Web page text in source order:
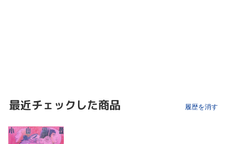
最近チェックした商品 履歴を消す